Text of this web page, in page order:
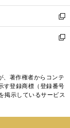
開
く
ウ
で
開
く
ン
ド
ウ
で
ウ
ィ
ン
ド
く
新
し
い
ド
ウ
で
新
ィ
ン
、著作権者からコンテ
す登録商標（登録番号
掲示しているサービス